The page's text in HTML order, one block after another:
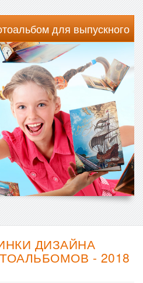
для выпускного
ДИЗАЙНА
- 2018